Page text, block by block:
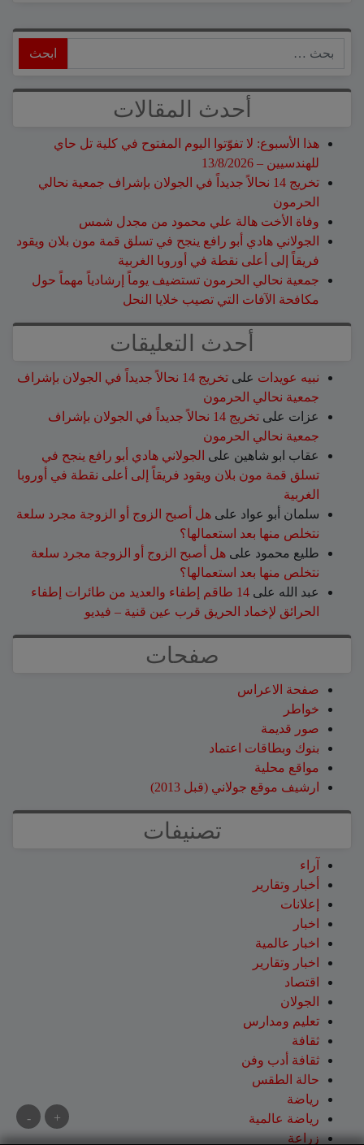
أحدث المقالات
هذا الأسبوع: لا تفوّتوا اليوم المفتوح في كلية تل حاي
للهندسيين – 13/8/2026
تخريج 14 نحالاً جديداً في الجولان بإشراف جمعية نحالي
الحرمون
وفاة الأخت هالة علي محمود من مجدل شمس
الجولاني هادي أبو رافع ينجح في تسلق قمة مون بلان ويقود
فريقاً إلى أعلى نقطة في أوروبا الغربية
جمعية نحالي الحرمون تستضيف يوماً إرشادياً مهماً حول
مكافحة الآفات التي تصيب خلايا النحل
أحدث التعليقات
نبيه عويدات على
تخريج 14 نحالاً جديداً في الجولان بإشراف
جمعية نحالي الحرمون
عزات على
تخريج 14 نحالاً جديداً في الجولان بإشراف
جمعية نحالي الحرمون
عقاب ابو شاهين على الجولاني هادي أبو رافع ينجح في
تسلق قمة مون بلان ويقود فريقاً إلى أعلى نقطة في أوروبا
الغربية
سلمان أبو عواد على هل أصبح الزوج أو الزوجة مجرد سلعة
نتخلص منها بعد استعمالها؟
طليع محمود على هل أصبح الزوج أو الزوجة مجرد سلعة
نتخلص منها بعد استعمالها؟
عبد الله على
14 طاقم إطفاء والعديد من طائرات إطفاء
الحرائق لإخماد الحريق قرب عين قنية – فيديو
صفحات
صفحة الاعراس
خواطر
صور قديمة
بنوك وبطاقات اعتماد
مواقع محلية
ارشيف موقع جولاني (قبل 2013)
تصنيفات
آراء
أخبار وتقارير
إعلانات
اخبار
اخبار عالمية
اخبار وتقارير
اقتصاد
الجولان
تعليم ومدارس
ثقافة
ثقافة أدب وفن
حالة الطقس
رياضة
رياضة عالمية
زراعة
+
-